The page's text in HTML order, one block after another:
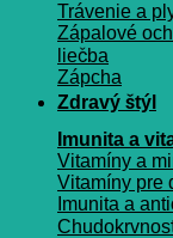
Trávenie a
Zápalové
liečba
Zápcha
Zdravý štýl
Imunita a
Vitamíny a
Vitamíny pre
Imunita a